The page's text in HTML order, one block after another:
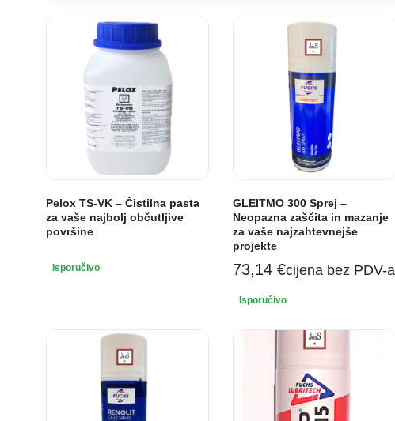
Pelox TS-VK – Čistilna pasta
za vaše najbolj občutljive
površine
Isporučivo
GLEITMO 300 Sprej –
Neopazna zaščita in mazanje
za vaše najzahtevnejše
projekte
73,14€cijena bez PDV-a
Isporučivo